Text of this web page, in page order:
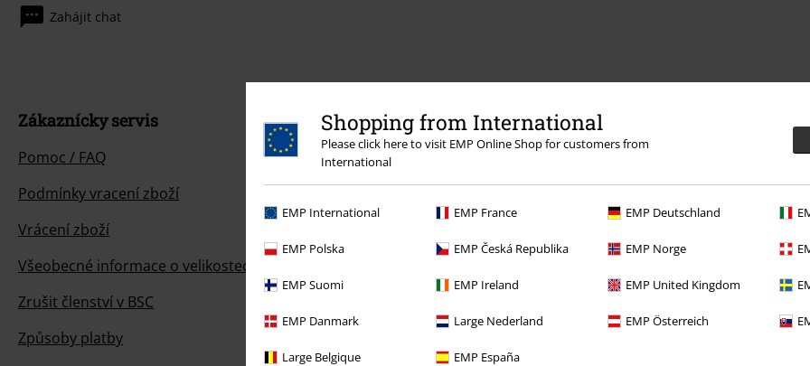
Shopping from International
Please click here to visit EMP Online Shop for customers from
International
EMP International EMP France EMP Deutschland
EMP Polska EMP Česká Republika EMP Norge
EMP Suomi EMP Ireland EMP United Kingdom
EMP Danmark Large Nederland EMP Österreich
Large Belgique EMP España
Zahájit chat
Zákaznícky servis
Pomoc / FAQ
Podmínky vracení zboží
Vrácení zboží
Všeobecné informace o velikostech
Zrušit členství v BSC
Způsoby platby
Nabídky pro vás